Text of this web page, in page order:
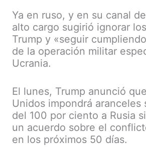
Ya en ruso, y en su canal
alto cargo sugirió ignorar
Trump y «seguir
de la operación militar
Ucrania.
El lunes, Trump anunció
Unidos impondrá aranceles
del 100 por ciento a Rusia
un acuerdo sobre el
en los próximos 50 días.